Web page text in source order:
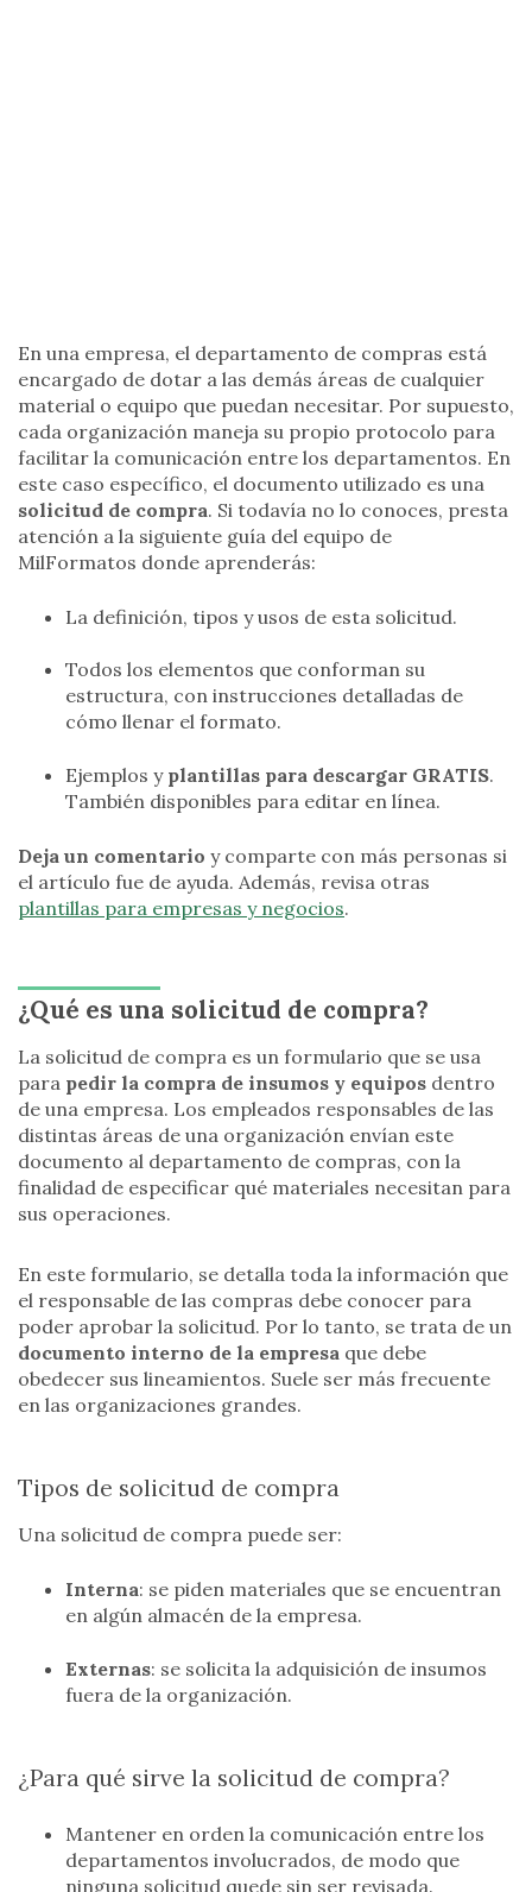
En una empresa, el departamento de compras está
encargado de dotar a las demás áreas de cualquier
material o equipo que puedan necesitar. Por supuesto,
cada organización maneja su propio protocolo para
facilitar la comunicación entre los departamentos. En
este caso específico, el documento utilizado es una
solicitud de compra. Si todavía no lo conoces, presta
atención a la siguiente guía del equipo de
MilFormatos donde aprenderás:
La definición, tipos y usos de esta solicitud.
Todos los elementos que conforman su
estructura, con instrucciones detalladas de
cómo llenar el formato.
Ejemplos y plantillas para descargar GRATIS.
También disponibles para editar en línea.
Deja un comentario y comparte con más personas si
el artículo fue de ayuda. Además, revisa otras
plantillas para empresas y negocios.
¿Qué es una solicitud de compra?
La solicitud de compra es un formulario que se usa
para pedir la compra de insumos y equipos dentro
de una empresa. Los empleados responsables de las
distintas áreas de una organización envían este
documento al departamento de compras, con la
finalidad de especificar qué materiales necesitan para
sus operaciones.
En este formulario, se detalla toda la información que
el responsable de las compras debe conocer para
poder aprobar la solicitud. Por lo tanto, se trata de un
documento interno de la empresa que debe
obedecer sus lineamientos. Suele ser más frecuente
en las organizaciones grandes.
Tipos de solicitud de compra
Una solicitud de compra puede ser:
Interna: se piden materiales que se encuentran
en algún almacén de la empresa.
Externas: se solicita la adquisición de insumos
fuera de la organización.
¿Para qué sirve la solicitud de compra?
Mantener en orden la comunicación entre los
departamentos involucrados, de modo que
ninguna solicitud quede sin ser revisada.